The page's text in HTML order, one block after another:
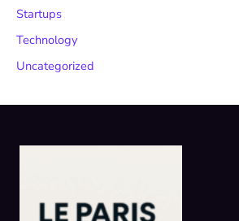
Startups
Technology
Uncategorized